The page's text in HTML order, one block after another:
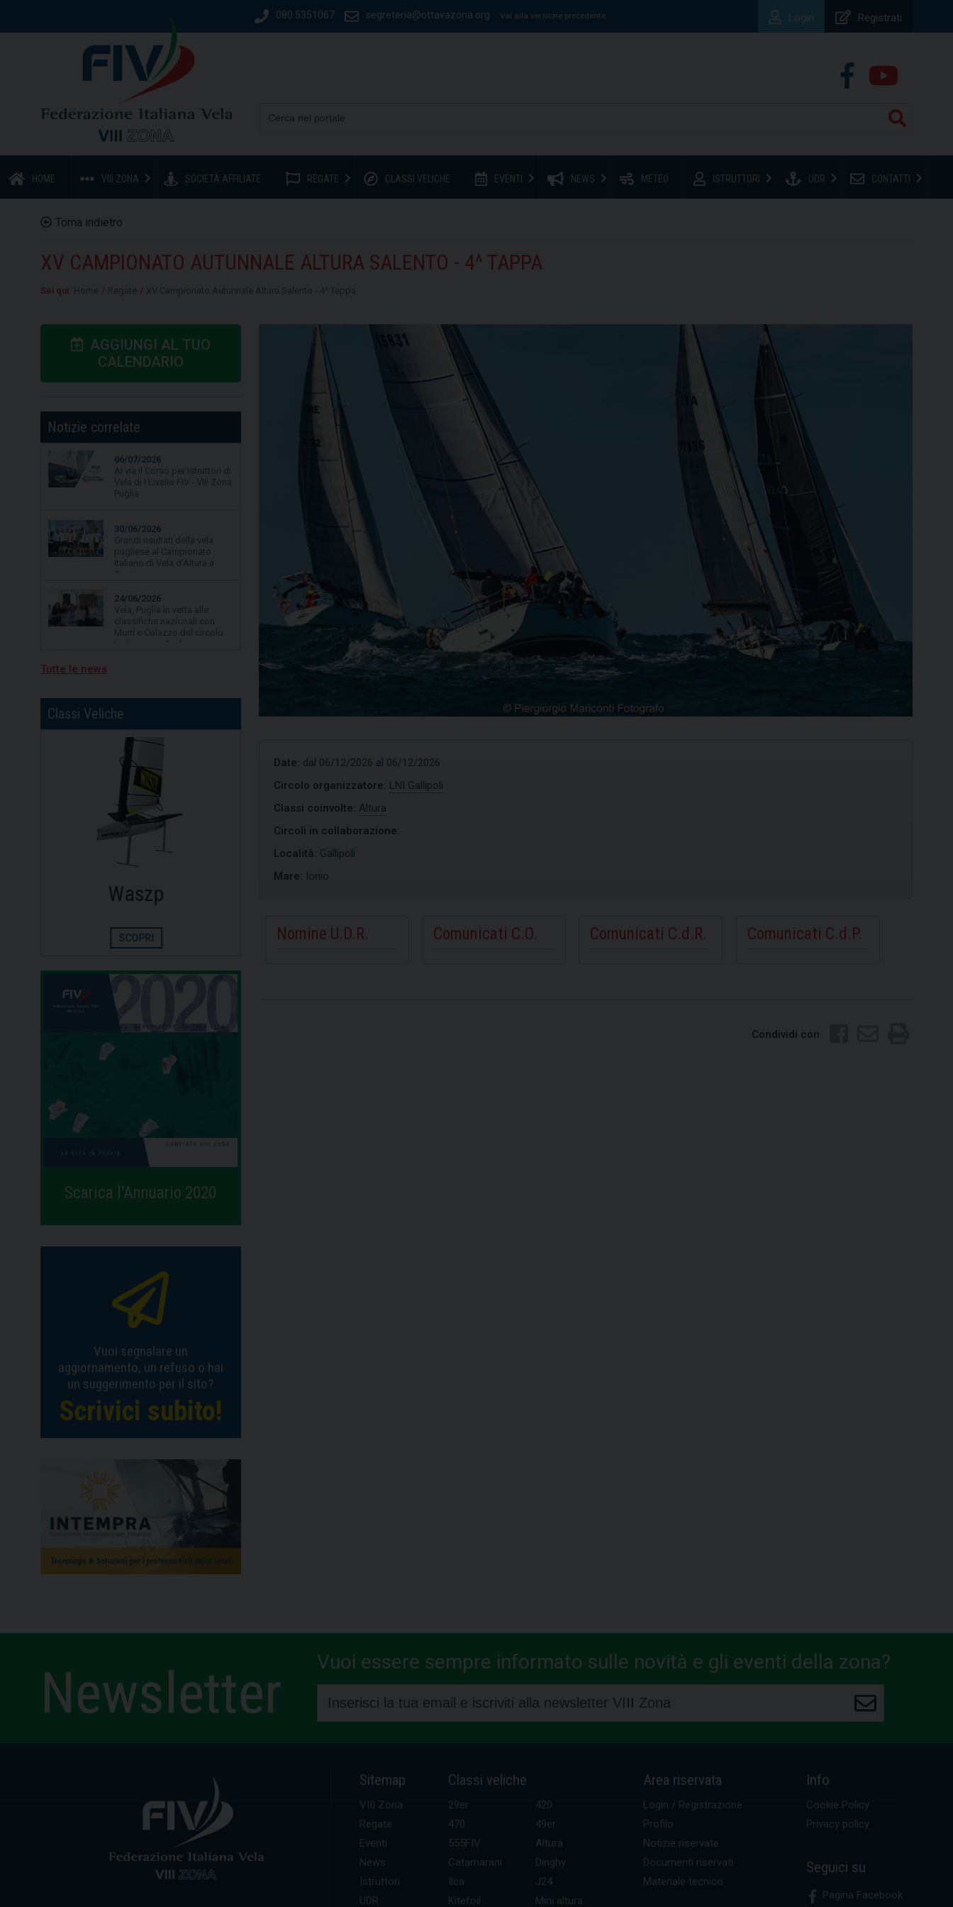
080 5351067 segreteria@ottavazona.org Vai alla versione precedente Registrati
Login
HOME VIII ZONA SOCIETÀ AFFILIATE REGATE CLASSI VELICHE EVENTI NEWS METEO ISTRUTTORI UDR CONTATTI
Torna indietro
XV CAMPIONATO AUTUNNALE ALTURA SALENTO - 4^ TAPPA
Sei qui: / /
AGGIUNGI AL TUO
CALENDARIO
Notizie correlate
06/07/2026
regata Brindisi-Valona
Tutte le news
Classi Veliche
Dinghy
SCOPRI SCOPRI SCOPRI SCOPRI
Scarica l'Annuario 2020
Vuoi segnalare un
aggiornamento, un refuso o hai
un suggerimento per il sito?
Scrivici subito!
Date: dal 06/12/2026 al 06/12/2026
Circolo organizzatore: LNI Gallipoli
Classi coinvolte: Altura
Circoli in collaborazione:
Località: Gallipoli
Mare: Ionio
Nomine U.D.R. Comunicati C.O. Comunicati C.d.R. Comunicati C.d.P.
Condividi con
Newsletter Vuoi essere sempre informato sulle novità e gli eventi della zona?
Sitemap
VIII Zona
Regate
Eventi
News
Istruttori
UDR
Classi veliche
29er
420
470
49er
555FIV
Altura
Catamarani
Dinghy
Ilca
J24
Kitefoil
Mini altura
Area riservata
Login / Registrazione
Profilo
Notizie riservate
Documenti riservati
Materiale tecnico
Info
Cookie Policy
Privacy policy
Seguici su
Pagina Facebook